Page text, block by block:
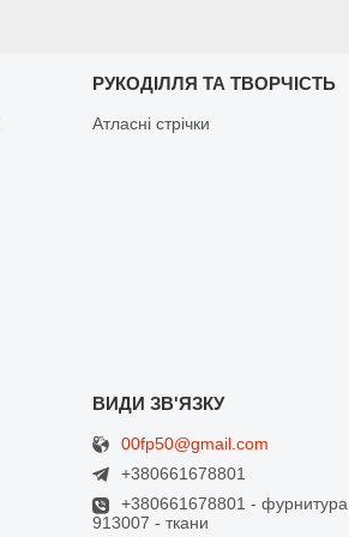
РУКОДІЛЛЯ ТА ТВОРЧІСТЬ
Атласні стрічки
00fp50@gmail.com
+380661678801
+380661678801 -
913007 - ткани